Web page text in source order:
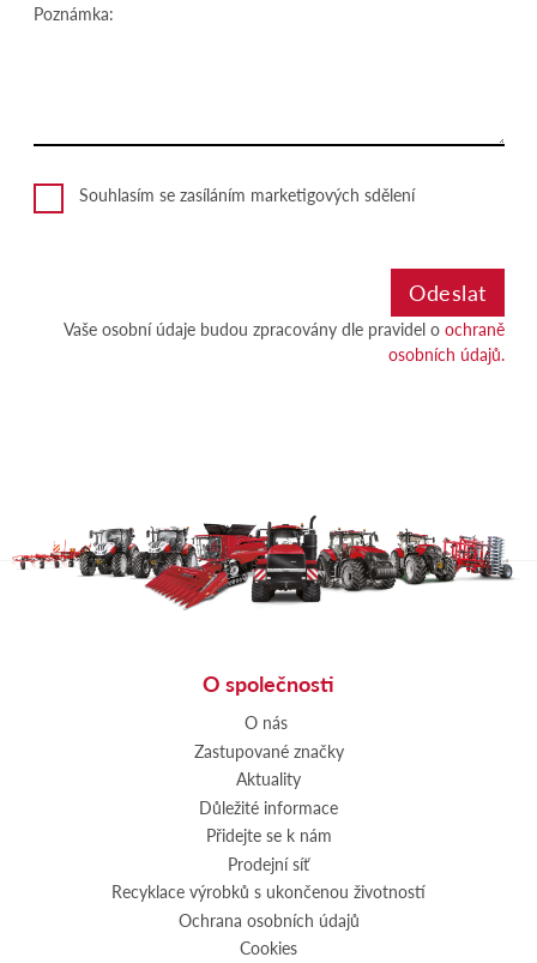
Poznámka:
Souhlasím se zasíláním marketigových sdělení
Vaše osobní údaje budou zpracovány dle pravidel o ochraně
osobních údajů.
O společnosti
O nás
Zastupované značky
Aktuality
Důležité informace
Přidejte se k nám
Prodejní síť
Recyklace výrobků s ukončenou životností
Ochrana osobních údajů
Cookies